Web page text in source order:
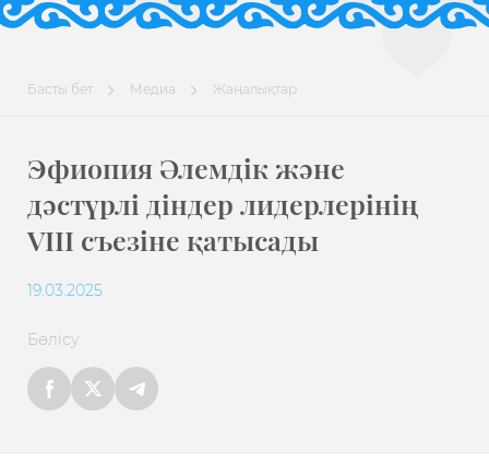
Басты бет Медиа Жаңалықтар
Эфиопия Әлемдік және
дәстүрлі діндер лидерлерінің
VIII съезіне қатысады
19.03.2025
Бөлісу